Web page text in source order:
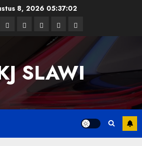
8, 2026 05:37:03
TwitterLinkedin
VK YoutubeInstagram
SLAWI